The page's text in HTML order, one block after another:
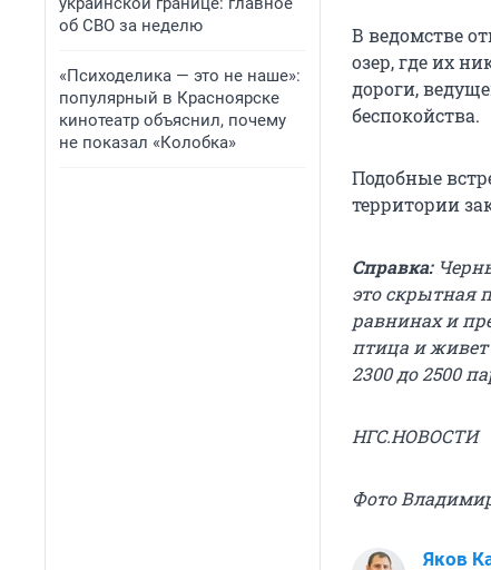
об СВО за неделю
«Психоделика — это не наше»:
популярный в Красноярске
кинотеатр объяснил, почему
не показал «Колобка»
В ведомстве
озер, где их
дороги,
беспокойства.
Подобные
территории
Справка:
это скрытная
равнинах и
птица и живет
2300 до 2500
НГС.НОВОСТИ
Фото
Яков